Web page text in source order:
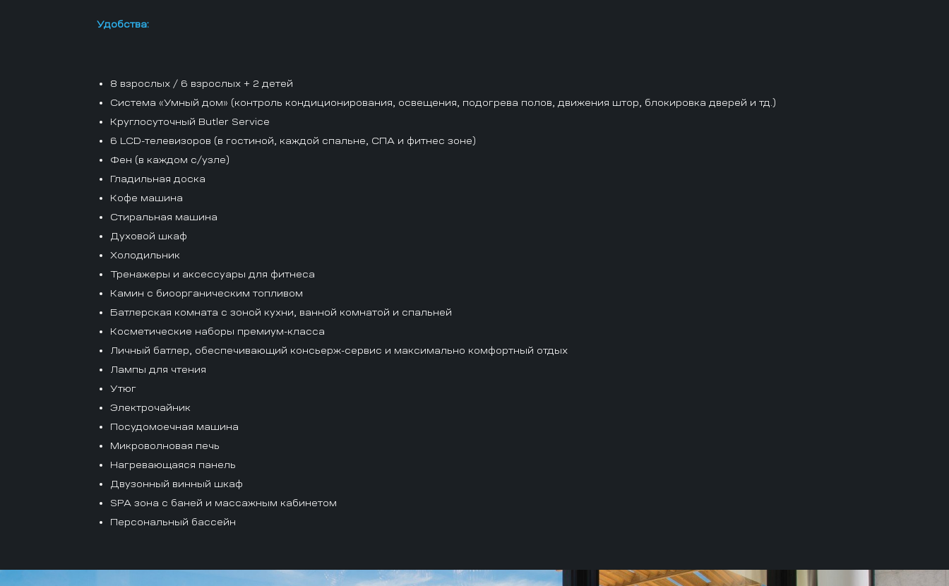
Удобства:
8 взрослых / 6 взрослых + 2 детей
Система «Умный дом» (контроль кондиционирования, освещения, подогрева полов, движения штор, блокировка дверей и тд.)
Круглосуточный Butler Service
6 LCD-телевизоров (в гостиной, каждой спальне, СПА и фитнес зоне)
Фен (в каждом с/узле)
Гладильная доска
Кофе машина
Стиральная машина
Духовой шкаф
Холодильник
Тренажеры и аксессуары для фитнеса
Камин с биоорганическим топливом
Батлерская комната с зоной кухни, ванной комнатой и спальней
Косметические наборы премиум-класса
Личный батлер, обеспечивающий консьерж-сервис и максимально комфортный отдых
Лампы для чтения
Утюг
Электрочайник
Посудомоечная машина
Микроволновая печь
Нагревающаяся панель
Двузонный винный шкаф
SPA зона с баней и массажным кабинетом
Персональный бассейн